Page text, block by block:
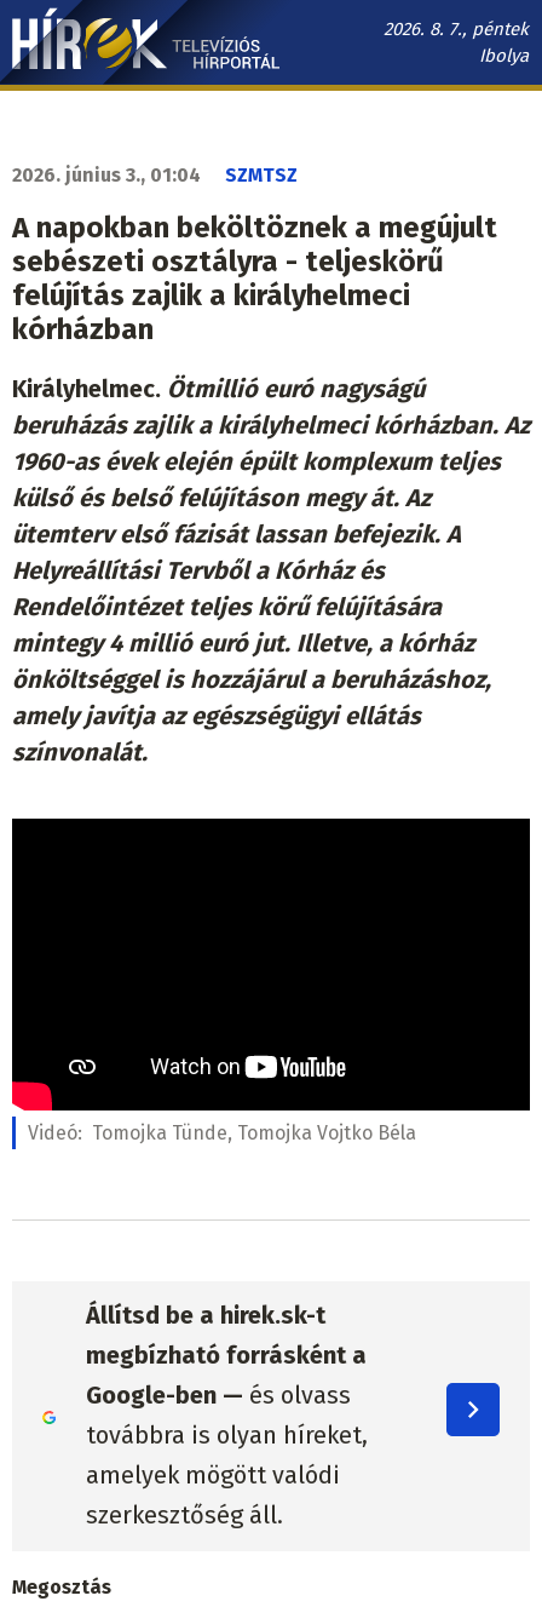
Ugrás
tartalomra
2026. 8. 7., péntek
Ibolya
Hírek.sk
navigáció
2026. június 3., 01:04 SZMTSZ
A napokban beköltöznek a megújult
sebészeti osztályra - teljeskörű
felújítás zajlik a királyhelmeci
kórházban
Királyhelmec. Ötmillió euró nagyságú
beruházás zajlik a királyhelmeci kórházban. Az
1960-as évek elején épült komplexum teljes
külső és belső felújításon megy át. Az
ütemterv első fázisát lassan befejezik. A
Helyreállítási Tervből a Kórház és
Rendelőintézet teljes körű felújítására
mintegy 4 millió euró jut. Illetve, a kórház
önköltséggel is hozzájárul a beruházáshoz,
amely javítja az egészségügyi ellátás
színvonalát.
Videó: Tomojka Tünde, Tomojka Vojtko Béla
Állítsd be a hirek.sk-t
megbízható forrásként a
Google-ben — és olvass
továbbra is olyan híreket,
amelyek mögött valódi
szerkesztőség áll.
Megosztás